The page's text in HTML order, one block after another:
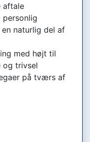
aftale
personlig
naturlig del af
med højt til
og trivsel
på tværs af